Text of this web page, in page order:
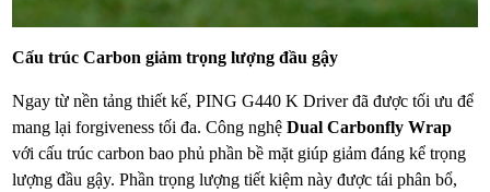
Cấu trúc Carbon giảm trọng lượng đầu gậy
Ngay từ nền tảng thiết kế, PING G440 K Driver đã được tối ưu để
mang lại forgiveness tối đa. Công nghệDual Carbonfly Wrap
với cấu trúc carbon bao phủ phần bề mặt giúp giảm đáng kể trọng
lượng đầu gậy. Phần trọng lượng tiết kiệm này được tái phân bổ,